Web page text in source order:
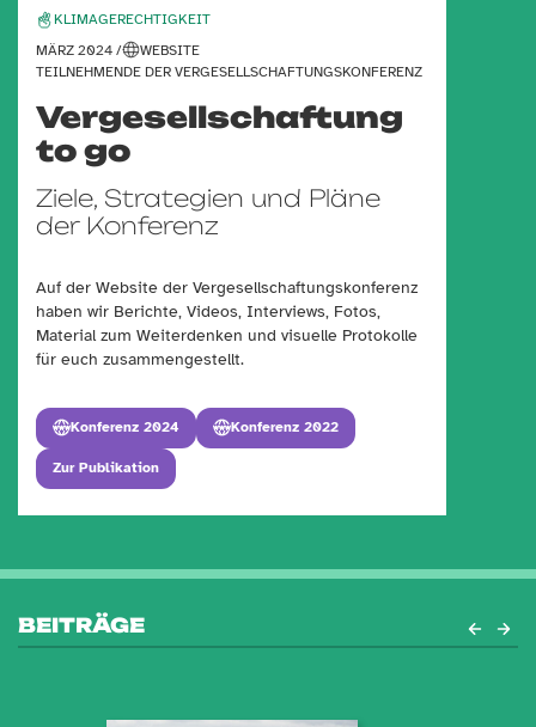
KLIMAGERECHTIGKEIT
MÄRZ 2024 /
WEBSITE
TEILNEHMENDE DER VERGESELLSCHAFTUNGSKONFERENZ
Vergesellschaftung
to go
Ziele, Strategien und Pläne
der Konferenz
Auf der Website der Vergesellschaftungskonferenz
haben wir Berichte, Videos, Interviews, Fotos,
Material zum Weiterdenken und visuelle Protokolle
für euch zusammengestellt.
Konferenz 2024 Konferenz 2022
Zur Publikation
BEITRÄGE